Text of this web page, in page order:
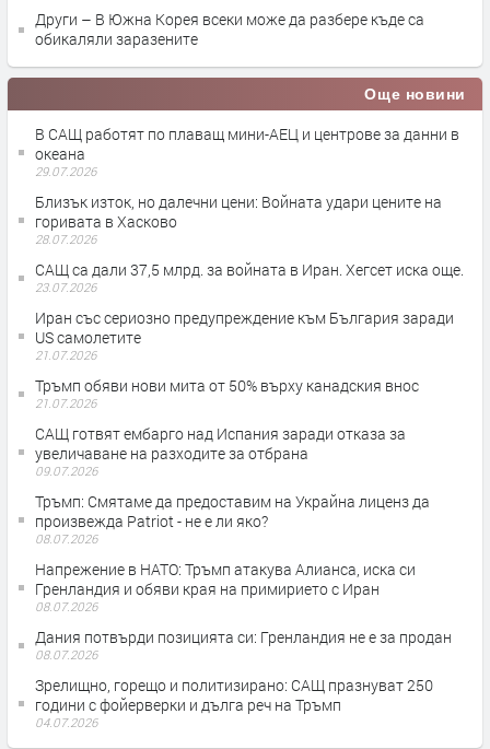
Други – В Южна Корея всеки може да разбере къде са
обикаляли заразените
Още новини
В САЩ работят по плаващ мини-АЕЦ и центрове за данни в
океана
29.07.2026
Близък изток, но далечни цени: Войната удари цените на
горивата в Хасково
28.07.2026
САЩ са дали 37,5 млрд. за войната в Иран. Хегсет иска още.
23.07.2026
Иран със сериозно предупреждение към България заради
US самолетите
21.07.2026
Тръмп обяви нови мита от 50% върху канадския внос
21.07.2026
САЩ готвят ембарго над Испания заради отказа за
увеличаване на разходите за отбрана
09.07.2026
Тръмп: Смятаме да предоставим на Украйна лиценз да
произвежда Patriot - не е ли яко?
08.07.2026
Напрежение в НАТО: Тръмп атакува Алианса, иска си
Гренландия и обяви края на примирието с Иран
08.07.2026
Дания потвърди позицията си: Гренландия не е за продан
08.07.2026
Зрелищно, горещо и политизирано: САЩ празнуват 250
години с фойерверки и дълга реч на Тръмп
04.07.2026